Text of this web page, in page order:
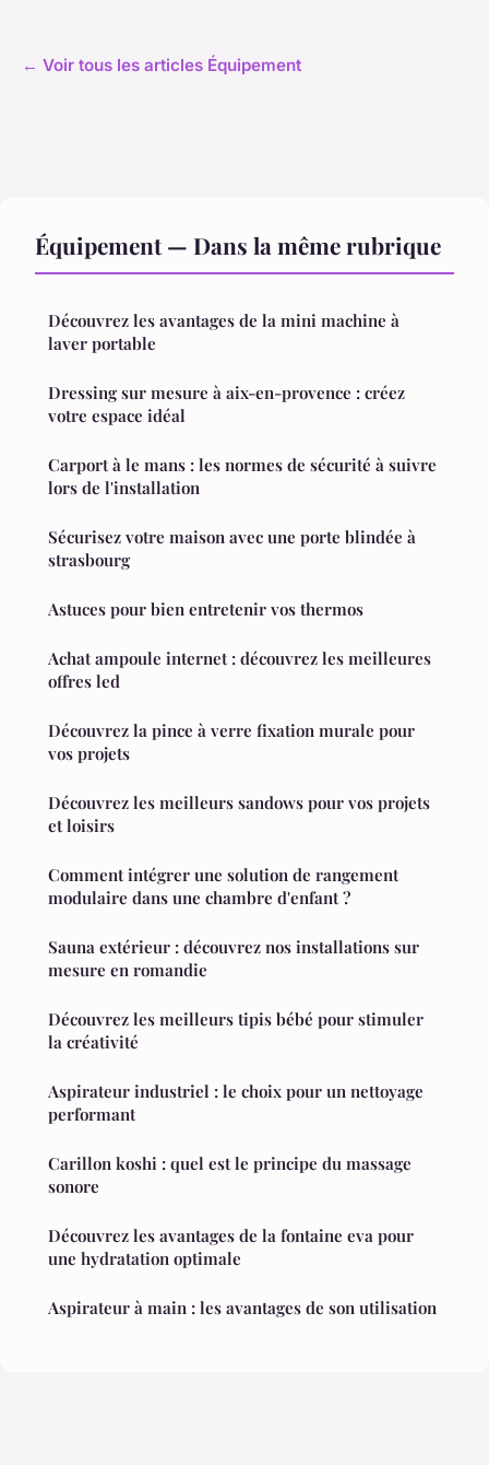
← Voir tous les articles Équipement
Équipement — Dans la même rubrique
Découvrez les avantages de la mini machine à
laver portable
Dressing sur mesure à aix-en-provence : créez
votre espace idéal
Carport à le mans : les normes de sécurité à suivre
lors de l'installation
Sécurisez votre maison avec une porte blindée à
strasbourg
Astuces pour bien entretenir vos thermos
Achat ampoule internet : découvrez les meilleures
offres led
Découvrez la pince à verre fixation murale pour
vos projets
Découvrez les meilleurs sandows pour vos projets
et loisirs
Comment intégrer une solution de rangement
modulaire dans une chambre d'enfant ?
Sauna extérieur : découvrez nos installations sur
mesure en romandie
Découvrez les meilleurs tipis bébé pour stimuler
la créativité
Aspirateur industriel : le choix pour un nettoyage
performant
Carillon koshi : quel est le principe du massage
sonore
Découvrez les avantages de la fontaine eva pour
une hydratation optimale
Aspirateur à main : les avantages de son utilisation